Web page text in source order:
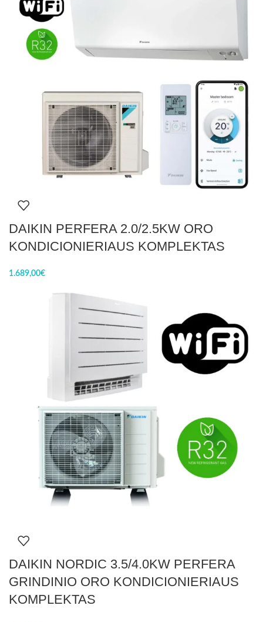
DAIKIN PERFERA 2.0/2.5KW ORO
KONDICIONIERIAUS KOMPLEKTAS
1.689,00€
DAIKIN NORDIC 3.5/4.0KW PERFERA
GRINDINIO ORO KONDICIONIERIAUS
KOMPLEKTAS